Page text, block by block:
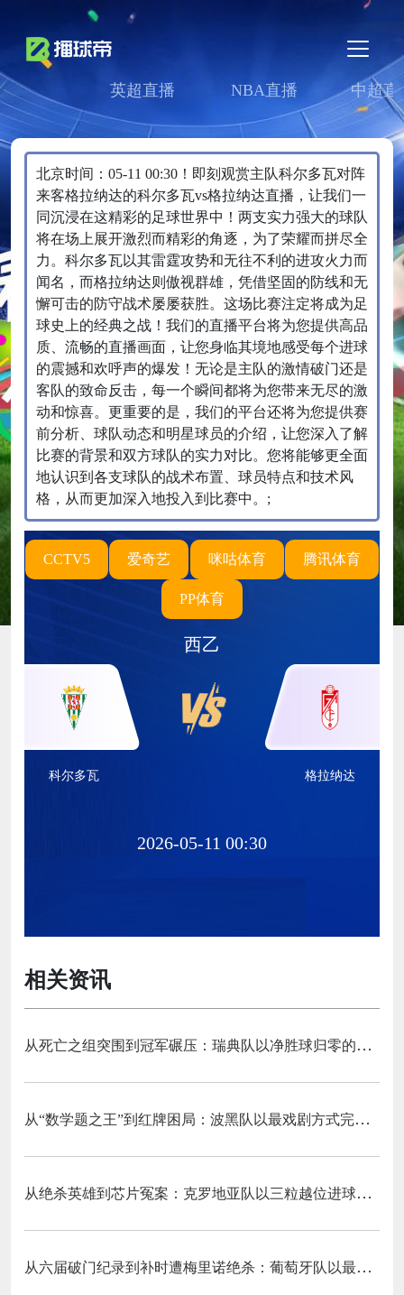
英超直播 NBA直播 中超直
北京时间：05-11 00:30！即刻观赏主队科尔多瓦对阵
来客格拉纳达的科尔多瓦vs格拉纳达直播，让我们一
同沉浸在这精彩的足球世界中！两支实力强大的球队
将在场上展开激烈而精彩的角逐，为了荣耀而拼尽全
力。科尔多瓦以其雷霆攻势和无往不利的进攻火力而
闻名，而格拉纳达则傲视群雄，凭借坚固的防线和无
懈可击的防守战术屡屡获胜。这场比赛注定将成为足
球史上的经典之战！我们的直播平台将为您提供高品
质、流畅的直播画面，让您身临其境地感受每个进球
的震撼和欢呼声的爆发！无论是主队的激情破门还是
客队的致命反击，每一个瞬间都将为您带来无尽的激
动和惊喜。更重要的是，我们的平台还将为您提供赛
前分析、球队动态和明星球员的介绍，让您深入了解
比赛的背景和双方球队的实力对比。您将能够更全面
地认识到各支球队的战术布置、球员特点和技术风
格，从而更加深入地投入到比赛中。;
CCTV5 爱奇艺 咪咕体育 腾讯体育
PP体育
西乙
科尔多瓦 格拉纳达
2026-05-11 00:30
相关资讯
从死亡之组突围到冠军碾压：瑞典队以净胜球归零的戏剧性和一场大胜告别三十二强
从“数学题之王”到红牌困局：波黑队以最戏剧方式完成首次淘汰赛之旅的哲学课
从绝杀英雄到芯片冤案：克罗地亚队以三粒越位进球和一次头发触球挥别莫德里奇最后一舞
从六届破门纪录到补时遭梅里诺绝杀：葡萄牙队以最残酷方式挥别C罗二十载征途